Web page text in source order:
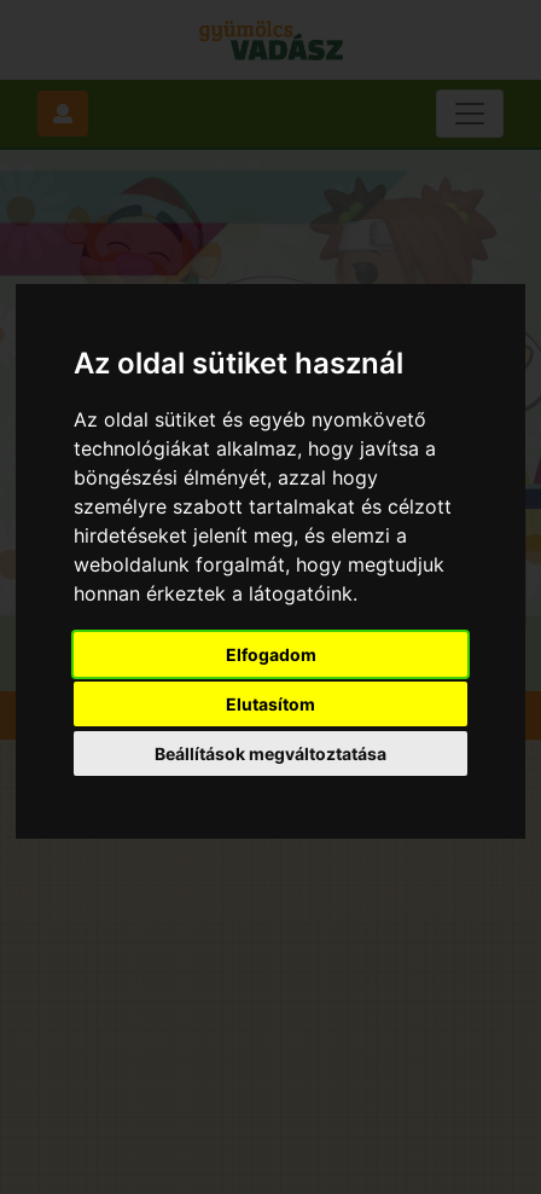
Az oldal sütiket használ
Az oldal sütiket és egyéb nyomkövető
technológiákat alkalmaz, hogy javítsa a
böngészési élményét, azzal hogy
személyre szabott tartalmakat és célzott
hirdetéseket jelenít meg, és elemzi a
weboldalunk forgalmát, hogy megtudjuk
honnan érkeztek a látogatóink.
Elfogadom
Elutasítom
Beállítások megváltoztatása
Sárgabarack